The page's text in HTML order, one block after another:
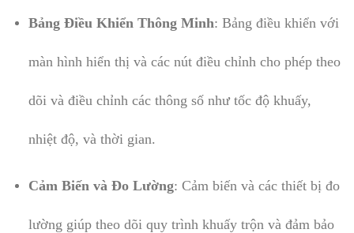
Bảng Điều Khiển Thông Minh: Bảng điều khiển với
màn hình hiển thị và các nút điều chỉnh cho phép theo
dõi và điều chỉnh các thông số như tốc độ khuấy,
nhiệt độ, và thời gian.
Cảm Biến và Đo Lường: Cảm biến và các thiết bị đo
lường giúp theo dõi quy trình khuấy trộn và đảm bảo